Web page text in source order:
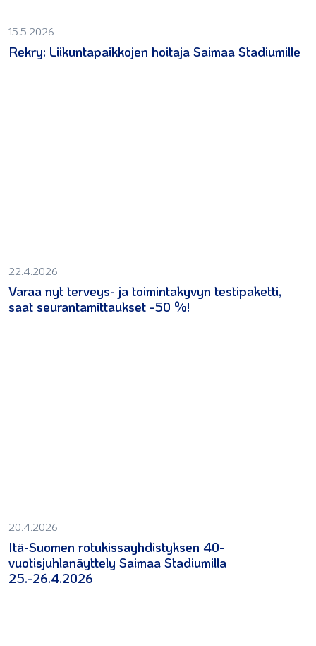
15.5.2026
Rekry: Liikuntapaikkojen hoitaja Saimaa Stadiumille
22.4.2026
Varaa nyt terveys- ja toimintakyvyn testipaketti,
saat seurantamittaukset -50 %!
20.4.2026
Itä-Suomen rotukissayhdistyksen 40-
vuotisjuhlanäyttely Saimaa Stadiumilla
25.-26.4.2026